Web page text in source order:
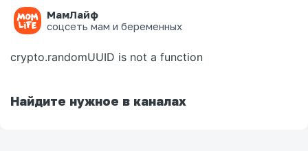
МамЛайф
соцсеть мам и беременных
Ошибка на странице
crypto.randomUUID is not a function
Найдите нужное в каналах